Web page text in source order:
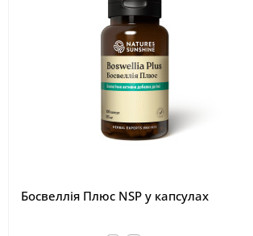
Босвеллія Плюс NSP у капсулах